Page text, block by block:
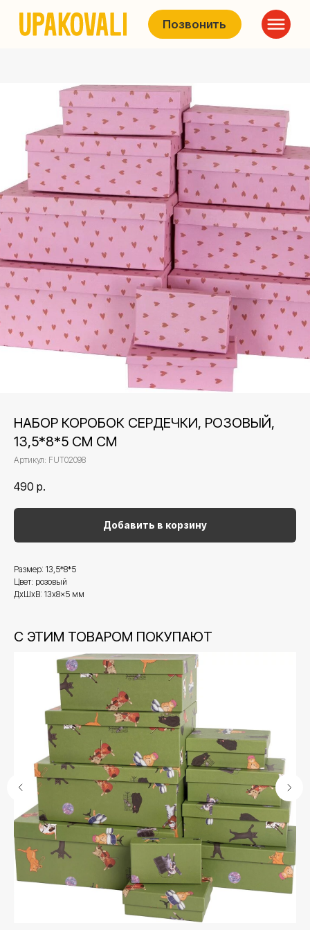
Позвонить
НАБОР КОРОБОК СЕРДЕЧКИ, РОЗОВЫЙ,
13,5*8*5 СМ СМ
Артикул: FUT02098
490 р.
Добавить в корзину
Размер: 13,5*8*5
Цвет: розовый
ДxШxВ: 13x8x5 мм
С ЭТИМ ТОВАРОМ ПОКУПАЮТ
Контакты